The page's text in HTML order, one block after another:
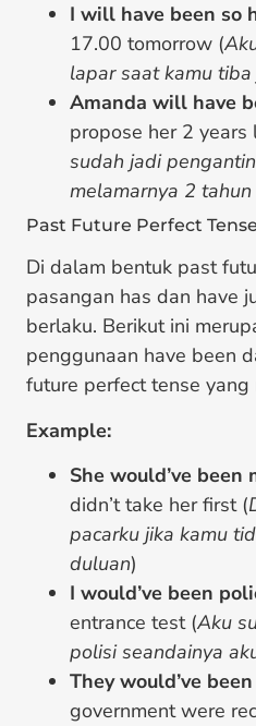
I will have been so
17.00 tomorrow (
lapar saat kamu
Amanda will have
propose her 2 years
sudah jadi
melamarnya 2
Past Future Perfect
Di dalam bentuk past
pasangan has dan have
berlaku. Berikut ini
penggunaan have been
future perfect tense yang
Example:
She would’ve
didn’t take her first (
pacarku jika kamu
duluan)
I would’ve been
entrance test (Aku
polisi seandainya
They would’ve
government were